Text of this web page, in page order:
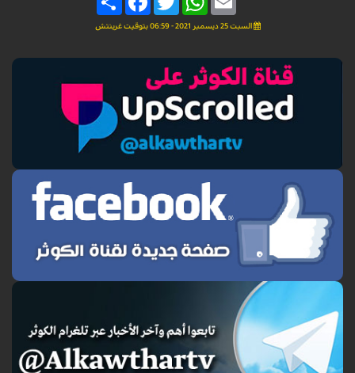
السبت 25 ديسمبر 2021 - 06:59 بتوقيت غرينتش